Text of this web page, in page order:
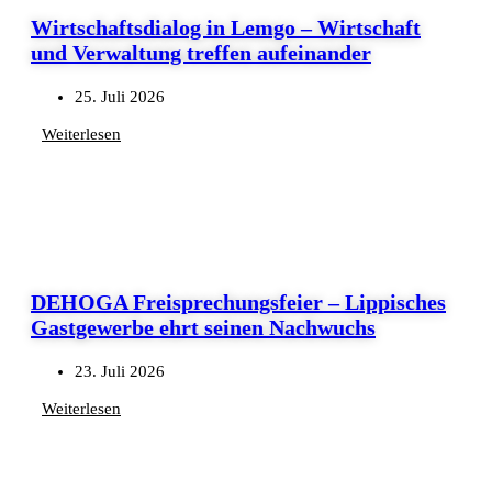
Wirtschaftsdialog in Lemgo – Wirtschaft
und Verwaltung treffen aufeinander
25. Juli 2026
Weiterlesen
DEHOGA Freisprechungsfeier – Lippisches
Gastgewerbe ehrt seinen Nachwuchs
23. Juli 2026
Weiterlesen